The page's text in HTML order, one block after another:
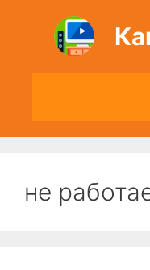
содержимому
не